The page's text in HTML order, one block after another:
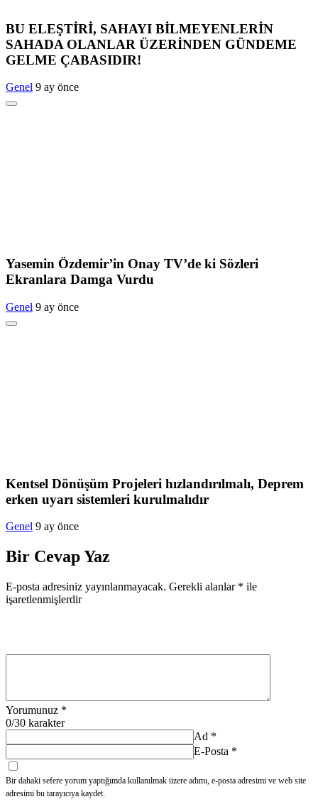
BU ELEŞTİRİ, SAHAYI BİLMEYENLERİN
SAHADA OLANLAR ÜZERİNDEN GÜNDEME
GELME ÇABASIDIR!
Genel 9 ay önce
Yasemin Özdemir’in Onay TV’de ki Sözleri
Ekranlara Damga Vurdu
Genel 9 ay önce
Kentsel Dönüşüm Projeleri hızlandırılmalı, Deprem
erken uyarı sistemleri kurulmalıdır
Genel 9 ay önce
Bir Cevap Yaz
E-posta adresiniz yayınlanmayacak. Gerekli alanlar * ile
işaretlenmişlerdir
Yorumunuz *
0/30 karakter
Ad *
E-Posta *
Bir dahaki sefere yorum yaptığımda kullanılmak üzere adımı, e-posta adresimi ve web site
adresimi bu tarayıcıya kaydet.